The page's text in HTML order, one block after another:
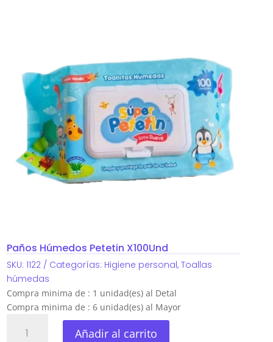
Paños Húmedos Petetin X100Und
SKU: 1122 Categorías: Higiene personal, Toallas
húmedas
Compra minima de : 1 unidad(es) al Detal
Compra minima de : 6 unidad(es) al Mayor
Húmedos
Añadir al carrito